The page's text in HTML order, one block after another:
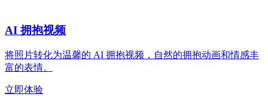
AI 拥抱视频
将照片转化为温馨的 AI 拥抱视频，自然的拥抱动画和情感丰
富的表情。
立即体验